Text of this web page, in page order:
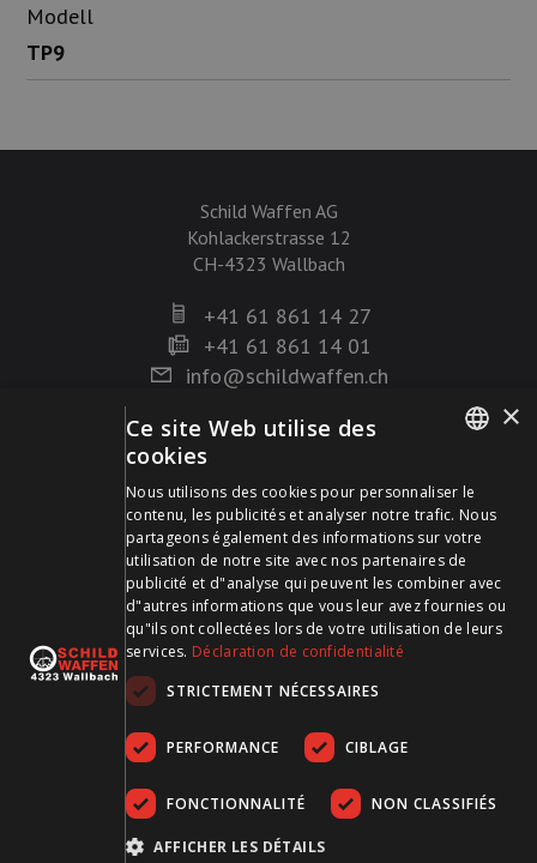
Modell
TP9
Schild Waffen AG
Kohlackerstrasse 12
CH-4323 Wallbach
+41 61 861 14 27
+41 61 861 14 01
info@schildwaffen.ch
Mode de paiement
Visitez-nous sur les médias sociaux et restez à jour !
FRENCH
×
Ce site Web utilise des
cookies
Nous utilisons des cookies pour personnaliser le
contenu, les publicités et analyser notre trafic. Nous
partageons également des informations sur votre
utilisation de notre site avec nos partenaires de
publicité et d"analyse qui peuvent les combiner avec
d"autres informations que vous leur avez fournies ou
qu"ils ont collectées lors de votre utilisation de leurs
services. Déclaration de confidentialité
STRICTEMENT NÉCESSAIRES
PERFORMANCE CIBLAGE
FONCTIONNALITÉ NON CLASSIFIÉS
AFFICHER LES DÉTAILS